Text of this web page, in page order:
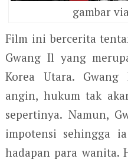
gambar
Film ini bercerita
Gwang Il yang
Korea Utara.
angin, hukum tak
sepertinya. Namun,
impotensi sehingga
hadapan para wanita.